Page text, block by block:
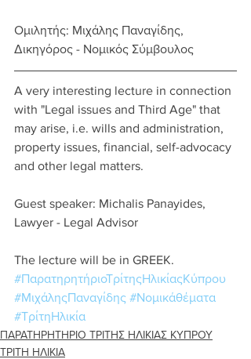
Ομιλητής: Μιχάλης Παναγίδης,
Δικηγόρος - Νομικός Σύμβουλος
A very interesting lecture in connection
with "Legal issues and Third Age" that
may arise, i.e. wills and administration,
property issues, financial, self-advocacy
and other legal matters.
Guest speaker: Michalis Panayides,
Lawyer - Legal Advisor
The lecture will be in GREEK.
#ΠαρατηρητήριοΤρίτηςΗλικίαςΚύπρου
#ΜιχάληςΠαναγίδης #Νομικάθέματα
#ΤρίτηΗλικία
ΠΑΡΑΤΗΡΗΤΗΡΙΟ ΤΡΙΤΗΣ ΗΛΙΚΙΑΣ ΚΥΠΡΟΥ
ΤΡΙΤΗ ΗΛΙΚΙΑ